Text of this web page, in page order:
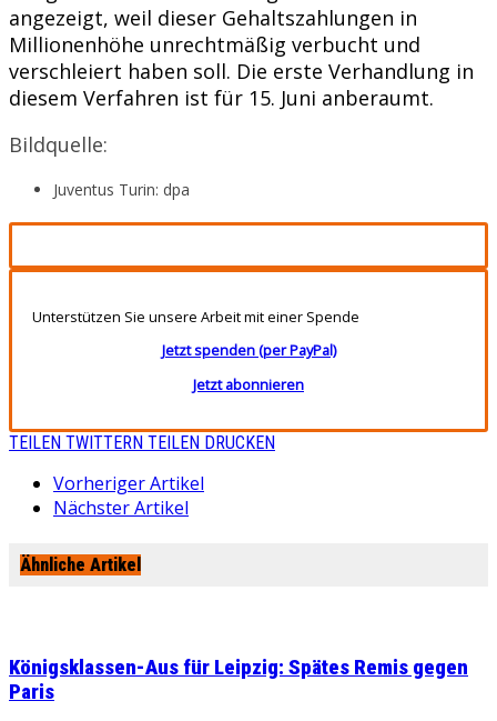
angezeigt, weil dieser Gehaltszahlungen in
Millionenhöhe unrechtmäßig verbucht und
verschleiert haben soll. Die erste Verhandlung in
diesem Verfahren ist für 15. Juni anberaumt.
Bildquelle:
Juventus Turin: dpa
Unterstützen Sie unsere Arbeit mit einer Spende
Jetzt spenden (per PayPal)
Jetzt abonnieren
TEILEN TWITTERN TEILEN DRUCKEN
Vorheriger Artikel
Nächster Artikel
Ähnliche Artikel
Königsklassen-Aus für Leipzig: Spätes Remis gegen
Paris